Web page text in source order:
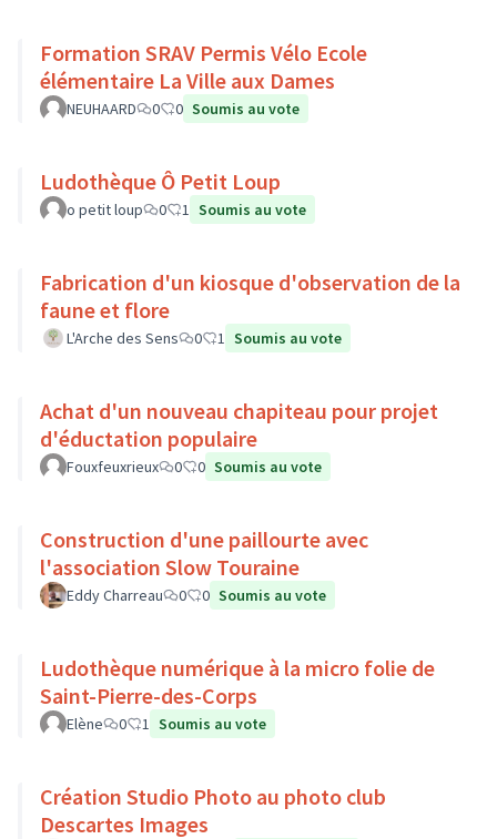
Formation SRAV Permis Vélo Ecole
élémentaire La Ville aux Dames
NEUHAARD 0 0 Soumis au vote
Ludothèque Ô Petit Loup
o petit loup 0 1 Soumis au vote
Fabrication d'un kiosque d'observation de la
faune et flore
L'Arche des Sens 0 1 Soumis au vote
Achat d'un nouveau chapiteau pour projet
d'éductation populaire
Fouxfeuxrieux 0 0 Soumis au vote
Construction d'une paillourte avec
l'association Slow Touraine
Eddy Charreau 0 0 Soumis au vote
Ludothèque numérique à la micro folie de
Saint-Pierre-des-Corps
Elène 0 1 Soumis au vote
Création Studio Photo au photo club
Descartes Images